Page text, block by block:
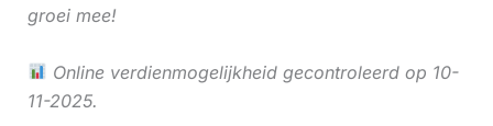
groei mee!
Online verdienmogelijkheid gecontroleerd op 10-
11-2025.